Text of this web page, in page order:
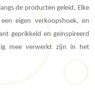
de producten geleid. Elke
eigen verkoopshoek, en
geprikkeld en geïnspireerd
mee verwerkt zijn in het